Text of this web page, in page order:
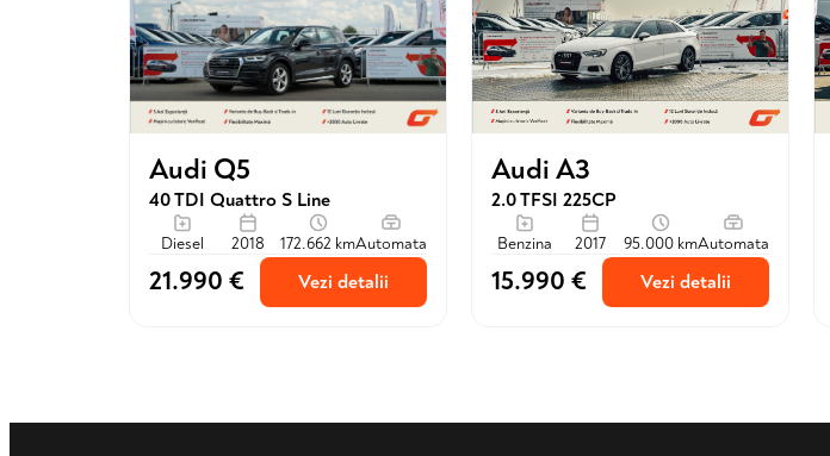
Audi Q5
40 TDI Quattro S Line
Diesel 2018 172.662 kmAutomata
21.990 € Vezi detalii
Audi A3
2.0 TFSI 225CP
Benzina 2017 95.000 kmAutomata
15.990 € Vezi detalii